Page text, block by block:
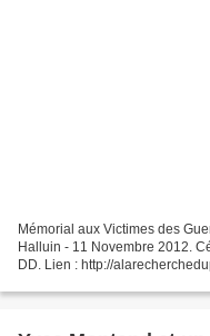
Mémorial aux Victimes des
Halluin - 11 Novembre 2012.
DD. Lien : http://